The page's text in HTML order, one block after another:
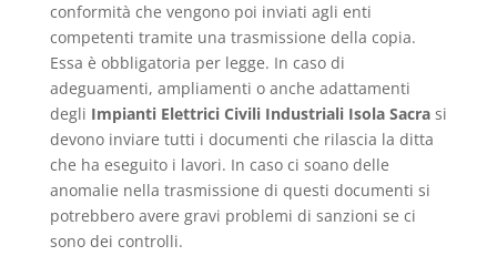
conformità che vengono poi inviati agli enti
competenti tramite una trasmissione della copia.
Essa è obbligatoria per legge. In caso di
adeguamenti, ampliamenti o anche adattamenti
degli Impianti Elettrici Civili Industriali Isola Sacrasi
devono inviare tutti i documenti che rilascia la ditta
che ha eseguito i lavori. In caso ci soano delle
anomalie nella trasmissione di questi documenti si
potrebbero avere gravi problemi di sanzioni se ci
sono dei controlli.